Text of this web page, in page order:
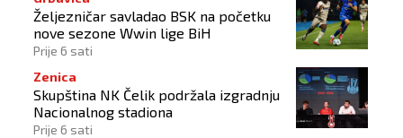
Željezničar savladao BSK na početku
nove sezone Wwin lige BiH
Prije 6 sati
Zenica
Skupština NK Čelik podržala izgradnju
Nacionalnog stadiona
Prije 6 sati